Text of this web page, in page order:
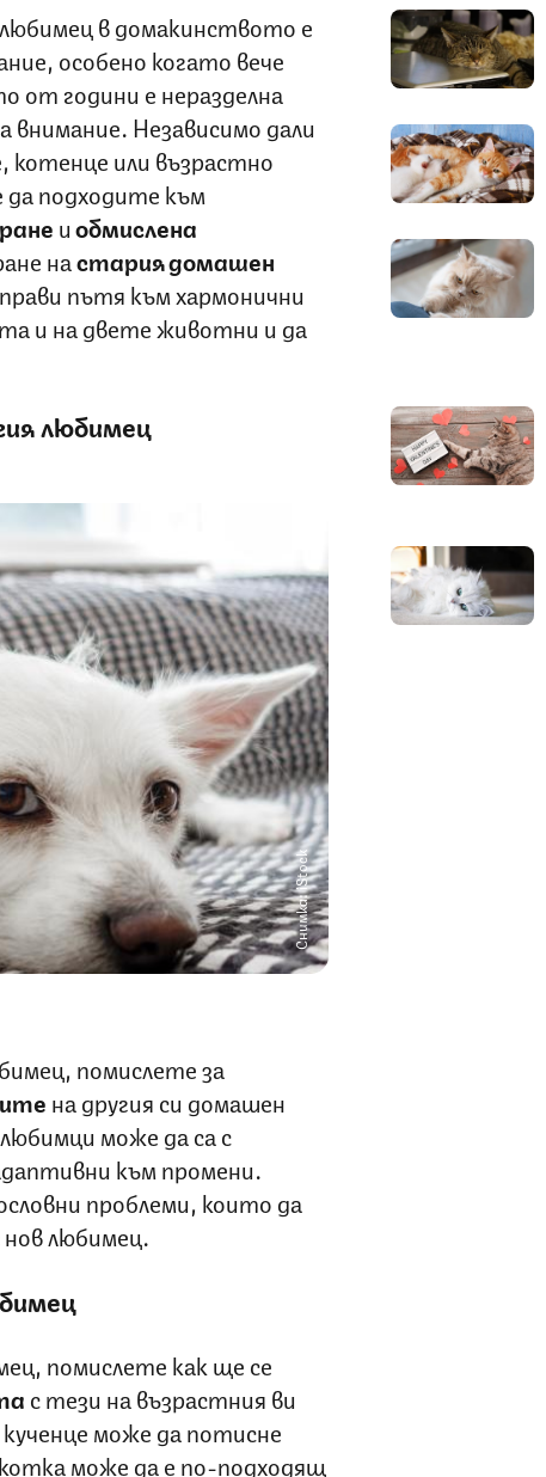
в домакинството е
особено когато вече
от години е неразделна
Независимо дали
котенце или възрастно
подходите към
иобмислена
настария домашен
пътя към хармонични
и на двете животни и да
любимец
Снимка: iStock
помислете за
на другия си домашен
може да са с
към промени.
проблеми, които да
любимец.
помислете как ще се
с тези на възрастния ви
може да потисне
може да е по-подходящ